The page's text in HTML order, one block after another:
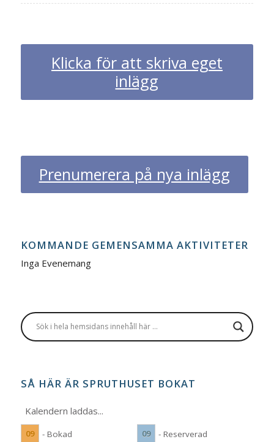
Klicka för att skriva eget
inlägg
Prenumerera på nya inlägg
KOMMANDE GEMENSAMMA AKTIVITETER
Inga Evenemang
SÅ HÄR ÄR SPRUTHUSET BOKAT
Kalendern laddas...
09 - Bokad 09 - Reserverad